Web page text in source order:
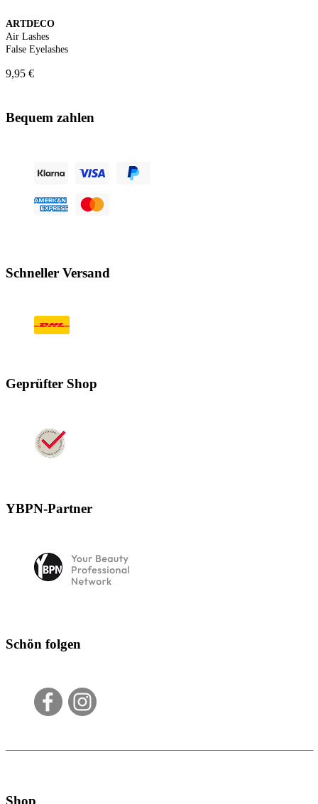
ARTDECO
Air Lashes
False Eyelashes
9,95 €
Bequem zahlen
Schneller Versand
Geprüfter Shop
YBPN-Partner
Schön folgen